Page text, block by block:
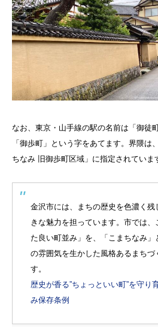
なお、東京・山手線の駅の名前は「御徒
「御歩町」という字をあてます。界隈は
ちなみ 旧御歩町区域」に指定されていま
金沢市には、まちの歴史を色濃く
きな魅力を担っています。市では、
た良い町並み」を、「こまちなみ」
の雰囲気を生かした風格あるまちづ
す。
歴史が香る”ちょっといい町”を守り
み保存条例